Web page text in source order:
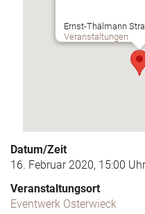
Ernst-Thälmann
Veranstaltungen
Datum/Zeit
16. Februar 2020, 15:00 Uhr
Veranstaltungsort
Eventwerk Osterwieck